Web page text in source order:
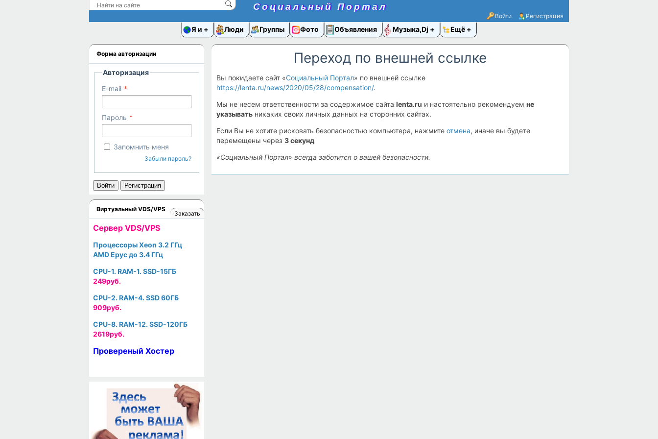
Социальный Портал
Войти Регистрация
Я и Люди Группы Фото Объявления Музыка,Dj Ещё
Переход по внешней ссылке
Вы покидаете сайт «Социальный Портал» по внешней ссылке
https://lenta.ru/news/2020/05/28/compensation/.
Мы не несем ответственности за содержимое сайта lenta.ru и настоятельно рекомендуем не
указывать никаких своих личных данных на сторонних сайтах.
Если Вы не хотите рисковать безопасностью компьютера, нажмите отмена, иначе вы будете
перемещены через 3секунд
«Социальный Портал» всегда заботится о вашей безопасности.
Форма авторизации
Авторизация
E-mail
Пароль
Запомнить меня
Забыли пароль?
Войти Регистрация
Виртуальный VDS/VPS
Заказать
Cервер VDS/VPS
Процессоры Xeon 3.2 ГГц
AMD Epyc до 3.4 ГГц
CPU-1. RAM-1. SSD-15ГБ
249руб.
CPU-2. RAM-4. SSD 60ГБ
909руб.
CPU-8. RAM-12. SSD-120ГБ
2619руб.
Провереный Хостер